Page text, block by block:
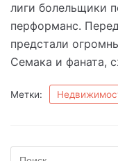
лиги болельщики
перформанс.
предстали
Семака и фаната,
Метки: